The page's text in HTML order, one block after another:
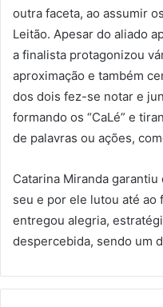
outra faceta, ao assumir
Leitão. Apesar do aliado
a finalista protagonizou
aproximação e também
dos dois fez-se notar e
formando os “CaLé” e
de palavras ou ações,
Catarina Miranda
seu e por ele lutou até ao
entregou alegria,
despercebida, sendo um